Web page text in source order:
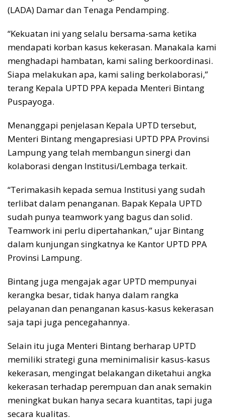
(LADA) Damar dan Tenaga Pendamping.
“Kekuatan ini yang selalu bersama-sama ketika
mendapati korban kasus kekerasan. Manakala kami
menghadapi hambatan, kami saling berkoordinasi.
Siapa melakukan apa, kami saling berkolaborasi,”
terang Kepala UPTD PPA kepada Menteri Bintang
Puspayoga.
Menanggapi penjelasan Kepala UPTD tersebut,
Menteri Bintang mengapresiasi UPTD PPA Provinsi
Lampung yang telah membangun sinergi dan
kolaborasi dengan Institusi/Lembaga terkait.
“Terimakasih kepada semua Institusi yang sudah
terlibat dalam penanganan. Bapak Kepala UPTD
sudah punya teamwork yang bagus dan solid.
Teamwork ini perlu dipertahankan,” ujar Bintang
dalam kunjungan singkatnya ke Kantor UPTD PPA
Provinsi Lampung.
Bintang juga mengajak agar UPTD mempunyai
kerangka besar, tidak hanya dalam rangka
pelayanan dan penanganan kasus-kasus kekerasan
saja tapi juga pencegahannya.
Selain itu juga Menteri Bintang berharap UPTD
memiliki strategi guna meminimalisir kasus-kasus
kekerasan, mengingat belakangan diketahui angka
kekerasan terhadap perempuan dan anak semakin
meningkat bukan hanya secara kuantitas, tapi juga
secara kualitas.